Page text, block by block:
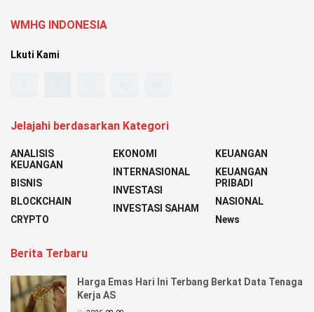
WMHG INDONESIA
Lkuti Kami
Jelajahi berdasarkan Kategori
ANALISIS
KEUANGAN
BISNIS
BLOCKCHAIN
CRYPTO
EKONOMI
INTERNASIONAL
INVESTASI
INVESTASI SAHAM
KEUANGAN
KEUANGAN
PRIBADI
NASIONAL
News
Berita Terbaru
Harga Emas Hari Ini Terbang Berkat Data Tenaga
Kerja AS